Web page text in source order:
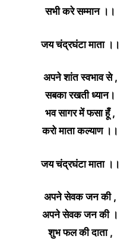
सभी करे सम्मान ।।
जय चंद्रघंटा माता ।।
अपने शांत स्वभाव से ,
सबका रखती ध्यान।
भव सागर में फसा हूँ ,
करो माता कल्याण ।।
जय चंद्रघंटा माता ।।
अपने सेवक जन की ,
अपने सेवक जन की ।
शुभ फल की दाता ,